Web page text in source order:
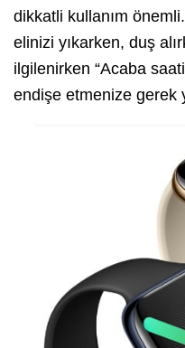
dikkatli kullanım
elinizi yıkarken, duş
ilgilenirken “Acaba
endişe etmenize gerek